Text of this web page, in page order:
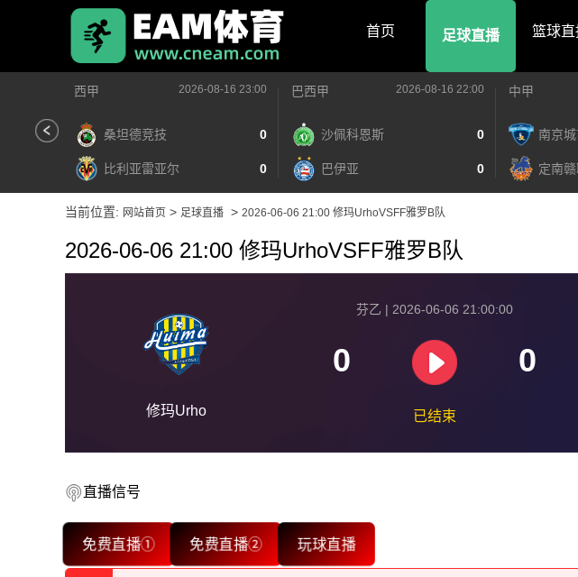
首页 足球直播 篮球直
西甲 2026-08-16 23:00
桑坦德竞技 0
比利亚雷亚尔 0
巴西甲 2026-08-16 22:00
沙佩科恩斯 0
巴伊亚 0
中甲
南京
定南
当前位置: 网站首页 > 足球直播 > 2026-06-06 21:00 修玛UrhoVSFF雅罗B队
2026-06-06 21:00 修玛UrhoVSFF雅罗B队
修玛Urho
芬乙 | 2026-06-06 21:00:00
0 0
已结束
直播信号
免费直播① 免费直播② 玩球直播
2026-08-16 【芬乙】 修玛UrhoVSFF雅罗B队